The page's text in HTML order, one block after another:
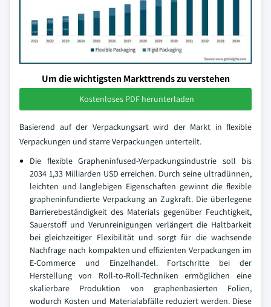
Um die wichtigsten Markttrends zu verstehen
Kostenloses PDF herunterladen
Basierend auf der Verpackungsart wird der Markt in flexible
Verpackungen und starre Verpackungen unterteilt.
Die flexible Grapheninfused-Verpackungsindustrie soll bis
2034 1,33 Milliarden USD erreichen. Durch seine ultradünnen,
leichten und langlebigen Eigenschaften gewinnt die flexible
grapheninfundierte Verpackung an Zugkraft. Die überlegene
Barrierebeständigkeit des Materials gegenüber Feuchtigkeit,
Sauerstoff und Verunreinigungen verlängert die Haltbarkeit
bei gleichzeitiger Flexibilität und sorgt für die wachsende
Nachfrage nach kompakten und effizienten Verpackungen im
E-Commerce und Einzelhandel. Fortschritte bei der
Herstellung von Roll-to-Roll-Techniken ermöglichen eine
skalierbare Produktion von graphenbasierten Folien,
wodurch Kosten und Materialabfälle reduziert werden. Diese